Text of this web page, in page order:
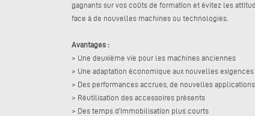
gagnants sur vos coûts de formation et évitez les
face à de nouvelles machines ou technologies.
Avantages :
> Une deuxième vie pour les machines anciennes
> Une adaptation économique aux nouvelles exigences
> Des performances accrues, de nouvelles applications
> Réutilisation des accessoires présents
> Des temps d'immobilisation plus courts